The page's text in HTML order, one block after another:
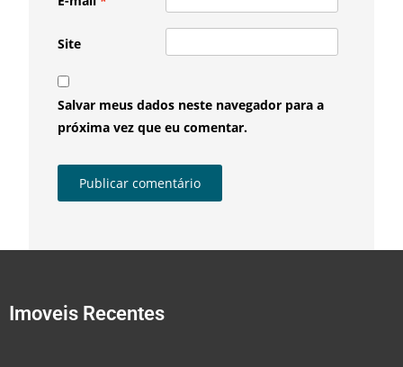
Site
Salvar meus dados neste navegador para a
próxima vez que eu comentar.
Imoveis Recentes